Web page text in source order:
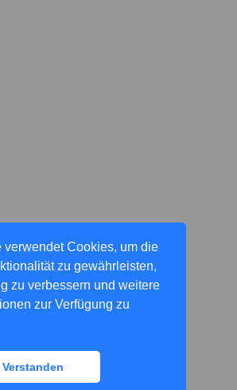
verwendet Cookies, um die
zu gewährleisten,
zu verbessern und weitere
zur Verfügung zu
Verstanden